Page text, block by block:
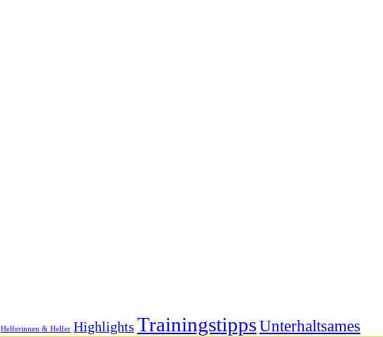
Helferinnen & Helfer Highlights TrainingstippsUnterhaltsames